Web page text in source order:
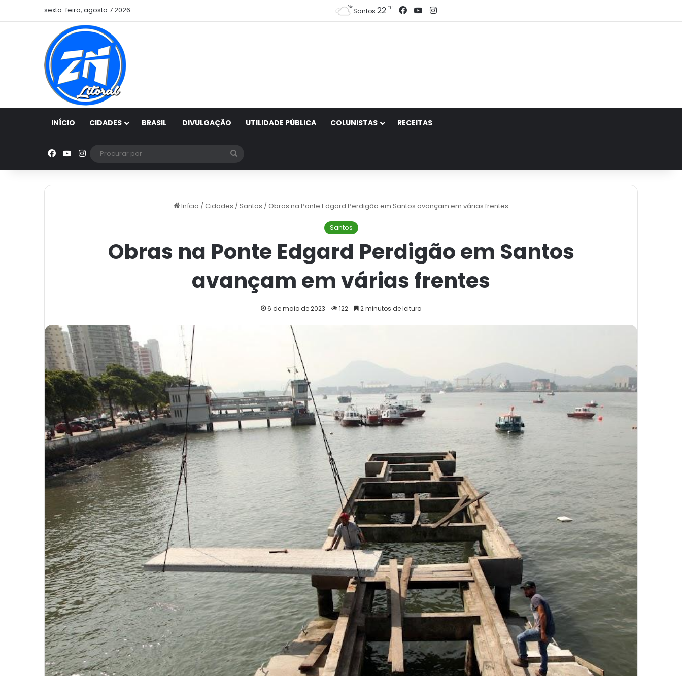
sexta-feira, agosto 7 2026 Santos 22 ℃ Facebook
YouTubeInstagram
INÍCIO CIDADES BRASIL DIVULGAÇÃO UTILIDADE PÚBLICA COLUNISTAS RECEITAS
Facebook
YouTube
Instagram
por
Início /Cidades /Santos /Obras na Ponte Edgard Perdigão em Santos avançam em várias frentes
Santos
Obras na Ponte Edgard Perdigão em Santos
avançam em várias frentes
6 de maio de 2023 122 2 minutos de leitura